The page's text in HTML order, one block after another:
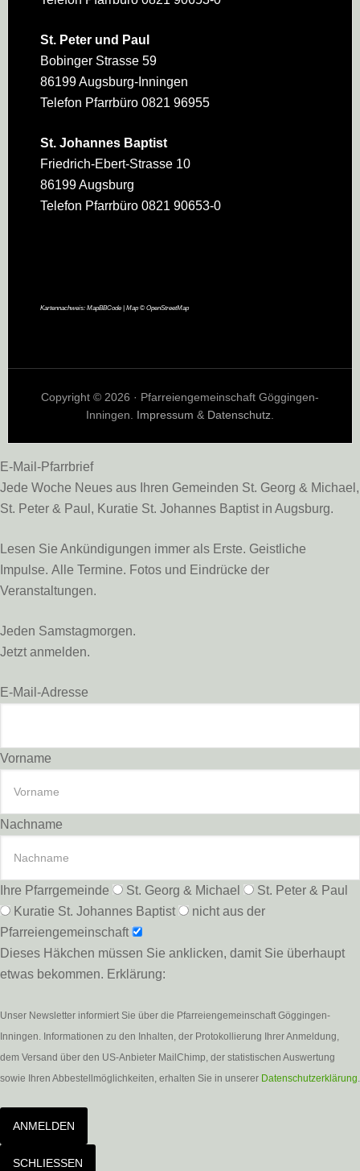
St. Peter und Paul
Bobinger Strasse 59
86199 Augsburg-Inningen
Telefon Pfarrbüro 0821 96955
St. Johannes Baptist
Friedrich-Ebert-Strasse 10
86199 Augsburg
Telefon Pfarrbüro 0821 90653-0
Kartennachweis: MapBBCode| Map © OpenStreetMap
Copyright © 2026 · Pfarreiengemeinschaft Göggingen-
Inningen. Impressum & Datenschutz.
E-Mail-Pfarrbrief
Jede Woche Neues aus Ihren Gemeinden St. Georg & Michael,
St. Peter & Paul, Kuratie St. Johannes Baptist in Augsburg.
Lesen Sie Ankündigungen immer als Erste. Geistliche
Impulse. Alle Termine. Fotos und Eindrücke der
Veranstaltungen.
Jeden Samstagmorgen.
Jetzt anmelden.
E-Mail-Adresse
Vorname
Nachname
Ihre Pfarrgemeinde St. Georg & Michael
St. Peter & Paul
Kuratie St. Johannes Baptist
nicht aus der
Pfarreiengemeinschaft
Dieses Häkchen müssen Sie anklicken, damit Sie überhaupt
etwas bekommen. Erklärung:
Unser Newsletter informiert Sie über die Pfarreiengemeinschaft Göggingen-
Inningen. Informationen zu den Inhalten, der Protokollierung Ihrer Anmeldung,
dem Versand über den US-Anbieter MailChimp, der statistischen Auswertung
sowie Ihren Abbestellmöglichkeiten, erhalten Sie in unserer Datenschutzerklärung.
ANMELDEN
SCHLIESSEN